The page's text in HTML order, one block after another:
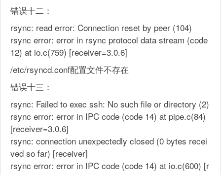
错误十二：
rsync: read error: Connection reset by peer (104)
rsync error: error in rsync protocol data stream (code
12) at io.c(759) [receiver=3.0.6]
/etc/rsyncd.conf配置文件不存在
错误十三：
rsync: Failed to exec ssh: No such file or directory (2)
rsync error: error in IPC code (code 14) at pipe.c(84)
[receiver=3.0.6]
rsync: connection unexpectedly closed (0 bytes recei
ved so far) [receiver]
rsync error: error in IPC code (code 14) at io.c(600) [r